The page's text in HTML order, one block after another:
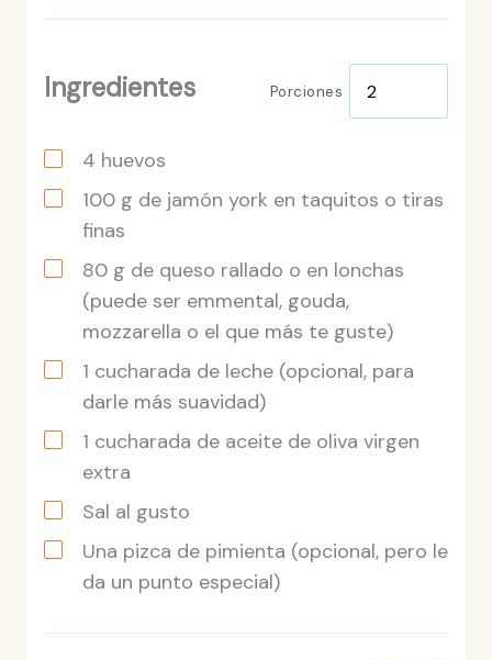
Ingredientes Porciones
4 huevos
100 g de jamón york en taquitos o tiras
finas
80 g de queso rallado o en lonchas
(puede ser emmental, gouda,
mozzarella o el que más te guste)
1 cucharada de leche (opcional, para
darle más suavidad)
1 cucharada de aceite de oliva virgen
extra
Sal al gusto
Una pizca de pimienta (opcional, pero le
da un punto especial)